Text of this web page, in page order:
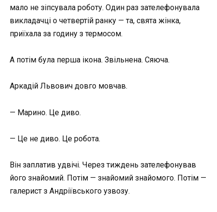
мало не зіпсувала роботу. Один раз зателефонувала
викладачці о четвертій ранку — та, свята жінка,
приїхала за годину з термосом.
А потім була перша ікона. Звільнена. Сяюча.
Аркадій Львович довго мовчав.
— Марино. Це диво.
— Це не диво. Це робота.
Він заплатив удвічі. Через тиждень зателефонував
його знайомий. Потім — знайомий знайомого. Потім —
галерист з Андріївського узвозу.